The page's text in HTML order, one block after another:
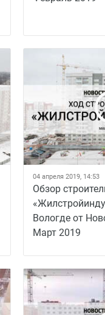
04 апреля 2019, 14:53
Обзор
Вологде от
Март 2019